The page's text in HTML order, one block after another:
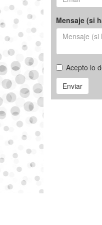
Mensaje (si
Acepto lo
Enviar